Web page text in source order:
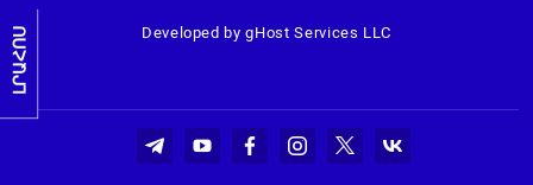
ԼՐԱՀՈՍ Developed by gHost Services LLC